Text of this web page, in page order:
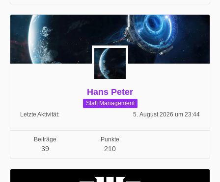
Hans Peter
Staff Management
Letzte Aktivität
5. August 2026 um 23:44
Beiträge
39
Punkte
210